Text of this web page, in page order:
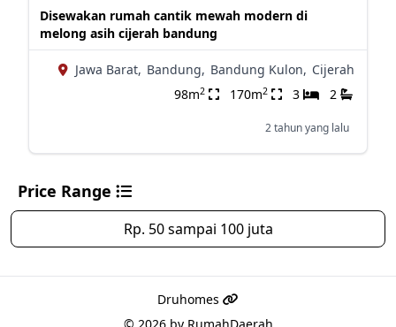
Disewakan rumah cantik mewah modern di
melong asih cijerah bandung
Jawa Barat, Bandung, Bandung Kulon, Cijerah
98m2 170m2 3 2
2 tahun yang lalu
Price Range
Rp. 50 sampai 100 juta
Druhomes